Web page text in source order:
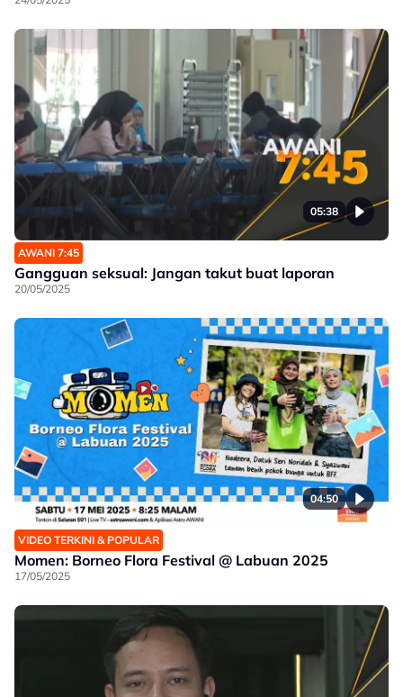
05:38
AWANI 7:45
Gangguan seksual: Jangan takut buat laporan
20/05/2025
04:50
VIDEO TERKINI & POPULAR
Momen: Borneo Flora Festival @ Labuan 2025
17/05/2025